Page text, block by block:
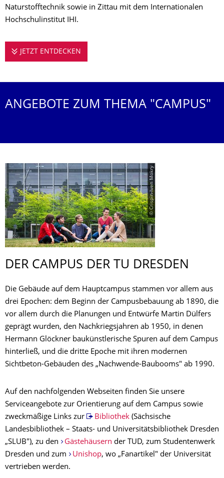
Naturstofftechnik sowie in Zittau mit dem Internationalen
Hochschulinstitut IHI.
JETZT ENTDECKEN
ANGEBOTE ZUM THEMA "CAMPUS"
© Crispin-Iven Mokry
DER CAMPUS DER TU DRESDEN
Die Gebäude auf dem Hauptcampus stammen vor allem aus
drei Epochen: dem Beginn der Campusbebauung ab 1890, die
vor allem durch die Planungen und Entwürfe Martin Dülfers
geprägt wurden, den Nachkriegsjahren ab 1950, in denen
Hermann Glöckner baukünstlerische Spuren auf dem Campus
hinterließ, und die dritte Epoche mit ihren modernen
Sichtbeton-Gebäuden des „Nachwende-Baubooms" ab 1990.
Auf den nachfolgenden Webseiten finden Sie unsere
Serviceangebote zur Orientierung auf dem Campus sowie
zweckmäßige Links zur
Bibliothek(Sächsische
Landesbibliothek – Staats- und Universitätsbibliothek Dresden
„SLUB"), zu den
Gästehäusern der TUD, zum Studentenwerk
Dresden und zum
Unishop, wo „Fanartikel" der Universität
vertrieben werden.